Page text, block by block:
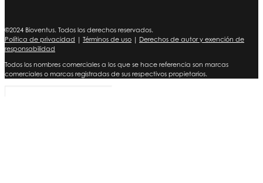
©2024 Bioventus. Todos los derechos reservados.
Política de privacidad | Términos de uso | Derechos de autor y exención de
responsabilidad
Todos los nombres comerciales a los que se hace referencia son marcas
comerciales o marcas registradas de sus respectivos propietarios.